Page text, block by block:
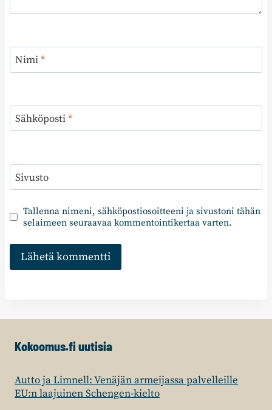
Nimi*
Sähköposti*
Sivusto
Tallenna nimeni, sähköpostiosoitteeni ja sivustoni tähän
selaimeen seuraavaa kommentointikertaa varten.
Kokoomus.fi uutisia
Autto ja Limnell: Venäjän armeijassa palvelleille
EU:n laajuinen Schengen-kielto